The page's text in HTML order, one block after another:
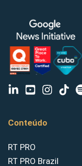
Conteúdo
RT PRO
RT PRO Brazil